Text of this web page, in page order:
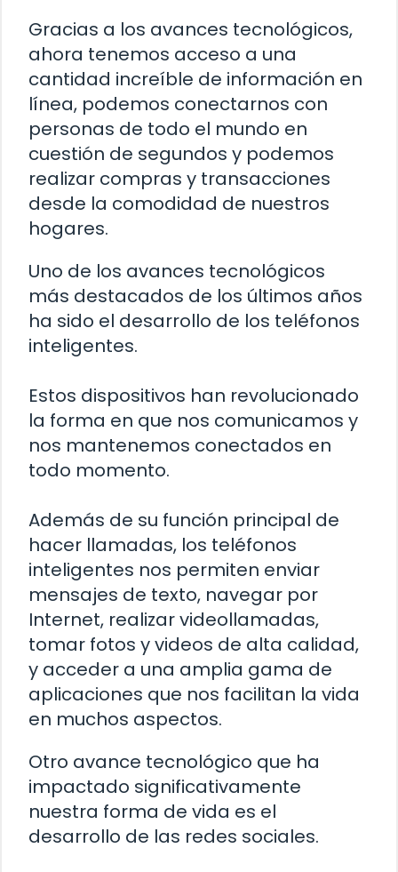
Gracias a los avances tecnológicos,
ahora tenemos acceso a una
cantidad increíble de información en
línea, podemos conectarnos con
personas de todo el mundo en
cuestión de segundos y podemos
realizar compras y transacciones
desde la comodidad de nuestros
hogares.
Uno de los avances tecnológicos
más destacados de los últimos años
ha sido el desarrollo de los teléfonos
inteligentes.
Estos dispositivos han revolucionado
la forma en que nos comunicamos y
nos mantenemos conectados en
todo momento.
Además de su función principal de
hacer llamadas, los teléfonos
inteligentes nos permiten enviar
mensajes de texto, navegar por
Internet, realizar videollamadas,
tomar fotos y videos de alta calidad,
y acceder a una amplia gama de
aplicaciones que nos facilitan la vida
en muchos aspectos.
Otro avance tecnológico que ha
impactado significativamente
nuestra forma de vida es el
desarrollo de las redes sociales.